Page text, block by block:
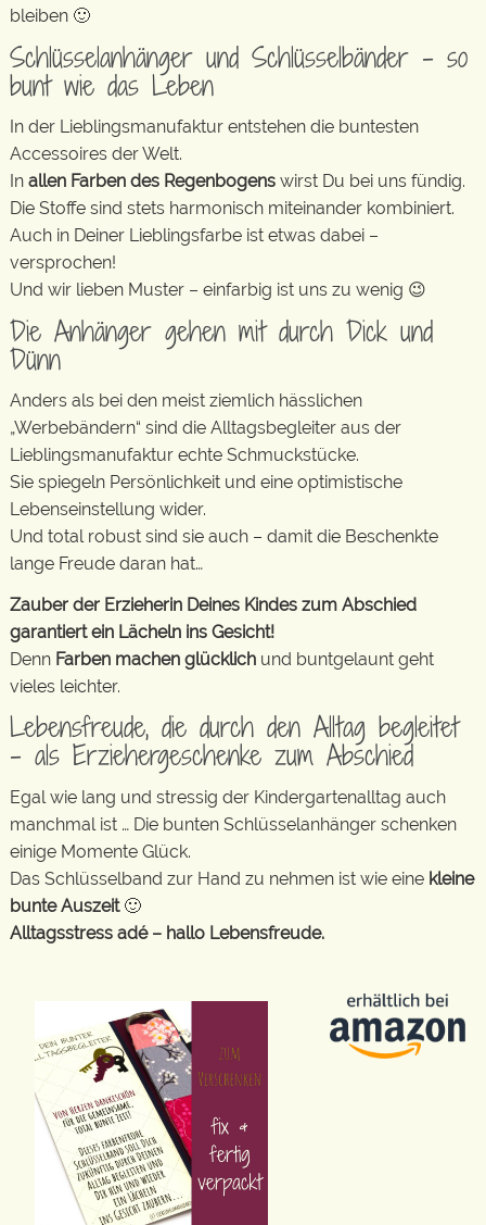
bleiben 🙂
Schlüsselanhänger und Schlüsselbänder – so
bunt wie das Leben
In der Lieblingsmanufaktur entstehen die buntesten
Accessoires der Welt.
In allen Farben des Regenbogens wirst Du bei uns fündig.
Die Stoffe sind stets harmonisch miteinander kombiniert.
Auch in Deiner Lieblingsfarbe ist etwas dabei –
versprochen!
Und wir lieben Muster – einfarbig ist uns zu wenig 😉
Die Anhänger gehen mit durch Dick und
Dünn
Anders als bei den meist ziemlich hässlichen
„Werbebändern“ sind die Alltagsbegleiter aus der
Lieblingsmanufaktur echte Schmuckstücke.
Sie spiegeln Persönlichkeit und eine optimistische
Lebenseinstellung wider.
Und total robust sind sie auch – damit die Beschenkte
lange Freude daran hat…
Zauber der Erzieherin Deines Kindes zum Abschied
garantiert ein Lächeln ins Gesicht!
Denn Farben machen glücklich und buntgelaunt geht
vieles leichter.
Lebensfreude, die durch den Alltag begleitet
– als Erziehergeschenke zum Abschied
Egal wie lang und stressig der Kindergartenalltag auch
manchmal ist … Die bunten Schlüsselanhänger schenken
einige Momente Glück.
Das Schlüsselband zur Hand zu nehmen ist wie eine kleine
bunte Auszeit🙂
Alltagsstress adé – hallo Lebensfreude.